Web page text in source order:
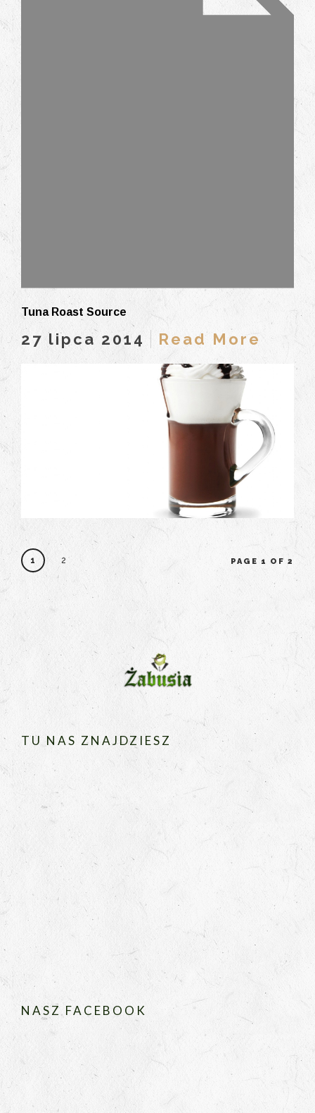
Tuna Roast Source
27 lipca 2014 Read More
1 2 PAGE 1 OF 2
TU NAS ZNAJDZIESZ
NASZ FACEBOOK